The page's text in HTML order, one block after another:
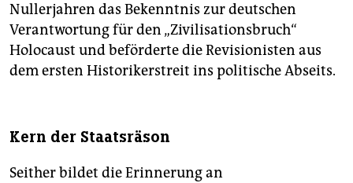
Nullerjahren das Bekenntnis zur deutschen
Verantwortung für den „Zivilisationsbruch“
Holocaust und beförderte die Revisionisten aus
dem ersten Historikerstreit ins politische Abseits.
Kern der Staatsräson
Seither bildet die Erinnerung an